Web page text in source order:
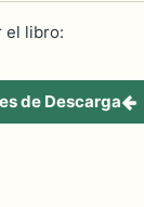
el libro:
de Descarga